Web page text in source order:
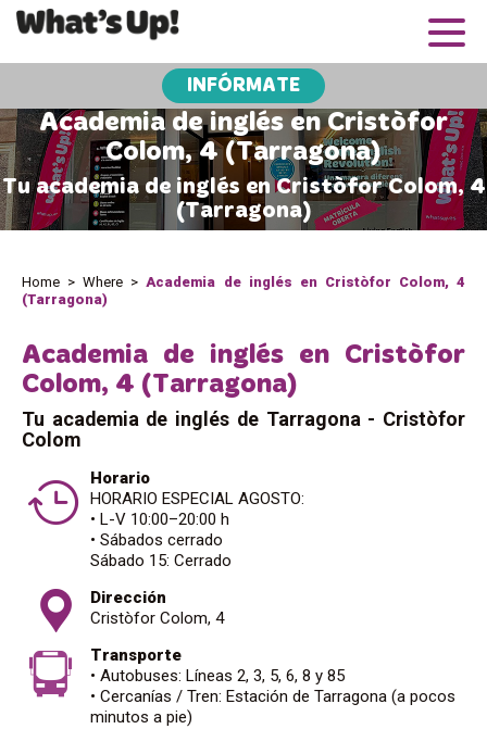
INFÓRMATE
Academia de inglés en Cristòfor
Colom, 4 (Tarragona)
Tu academia de inglés en Cristòfor Colom, 4
(Tarragona)
Home >Where >Academia de inglés en Cristòfor Colom, 4
(Tarragona)
Academia de inglés en Cristòfor
Colom, 4 (Tarragona)
Tu academia de inglés de Tarragona - Cristòfor
Colom
Horario
HORARIO ESPECIAL AGOSTO:
• L-V 10:00–20:00 h
• Sábados cerrado
Sábado 15: Cerrado
Dirección
Cristòfor Colom, 4
Transporte
• Autobuses: Líneas 2, 3, 5, 6, 8 y 85
• Cercanías / Tren: Estación de Tarragona (a pocos
minutos a pie)